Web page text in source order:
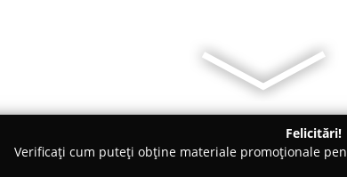
Felicitări!
Verificați cum puteți obține materiale promoționale